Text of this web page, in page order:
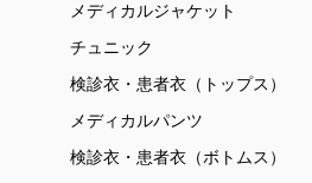
メディカルジャケット
チュニック
検診衣・患者衣（トップス）
メディカルパンツ
検診衣・患者衣（ボトムス）